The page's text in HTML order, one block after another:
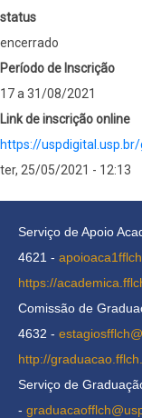
status
encerrado
Período de Inscrição
17 a 31/08/2021
Link de inscrição online
https://
ter, 25/05/2021 - 12:13
Serviço de Apoio
4621 -
https://
Comissão de
4632 -
http://
Serviço de
-